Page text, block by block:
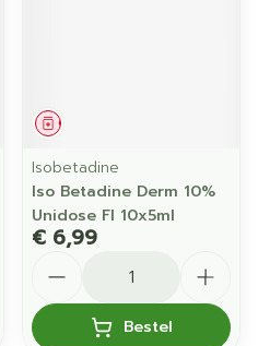
Geneesmiddel
Isobetadine
Iso Betadine Derm 10%
Unidose Fl 10x5ml
€ 6,99
Bestel